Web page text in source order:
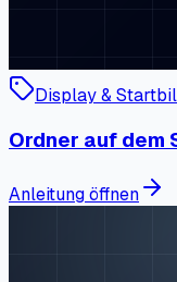
Display &
Ordner auf dem
Anleitung öffnen